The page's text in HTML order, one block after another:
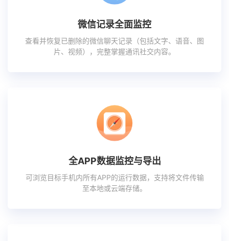
微信记录全面监控
查看并恢复已删除的微信聊天记录（包括文字、语音、图
片、视频），完整掌握通讯社交内容。
全APP数据监控与导出
可浏览目标手机内所有APP的运行数据，支持将文件传输
至本地或云端存储。